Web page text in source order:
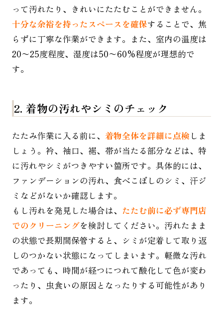
って汚れたり、きれいにたたむことができません。
十分な余裕を持ったスペースを確保することで、焦
らずに丁寧な作業ができます。また、室内の温度は
20〜25度程度、湿度は50〜60%程度が理想的で
す。
2. 着物の汚れやシミのチェック
たたみ作業に入る前に、 着物全体を詳細に点検 しま
しょう。衿、袖口、裾、帯が当たる部分などは、特
に汚れやシミがつきやすい箇所です。具体的には、
ファンデーションの汚れ、食べこぼしのシミ、汗ジ
ミなどがないか確認します。
もし汚れを発見した場合は、 たたむ前に必ず専門店
でのクリーニングを検討してください。汚れたまま
の状態で長期間保管すると、シミが定着して取り返
しのつかない状態になってしまいます。軽微な汚れ
であっても、時間が経つにつれて酸化して色が変わ
ったり、虫食いの原因となったりする可能性があり
ます。